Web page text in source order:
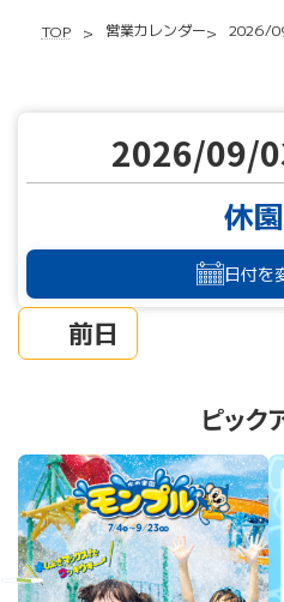
TOP 営業カレンダー 2026/
前日
2026/09/
休
日付を
ピック